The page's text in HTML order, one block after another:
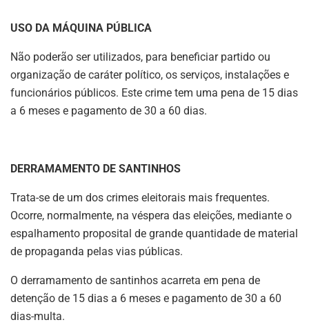
USO DA MÁQUINA PÚBLICA
Não poderão ser utilizados, para beneficiar partido ou
organização de caráter político, os serviços, instalações e
funcionários públicos. Este crime tem uma pena de 15 dias
a 6 meses e pagamento de 30 a 60 dias.
DERRAMAMENTO DE SANTINHOS
Trata-se de um dos crimes eleitorais mais frequentes.
Ocorre, normalmente, na véspera das eleições, mediante o
espalhamento proposital de grande quantidade de material
de propaganda pelas vias públicas.
O derramamento de santinhos acarreta em pena de
detenção de 15 dias a 6 meses e pagamento de 30 a 60
dias-multa.